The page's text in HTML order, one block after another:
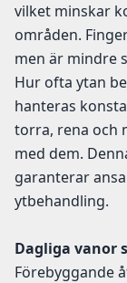
vilket minskar
områden.
men är mindre
Hur ofta ytan
hanteras
torra, rena och
med dem.
garanterar
ytbehandling.
Dagliga vanor
Förebyggande